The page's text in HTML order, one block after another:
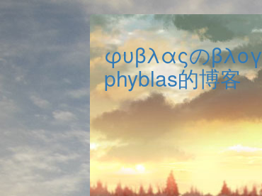
φυβλαςのβλογ
phyblas的博客